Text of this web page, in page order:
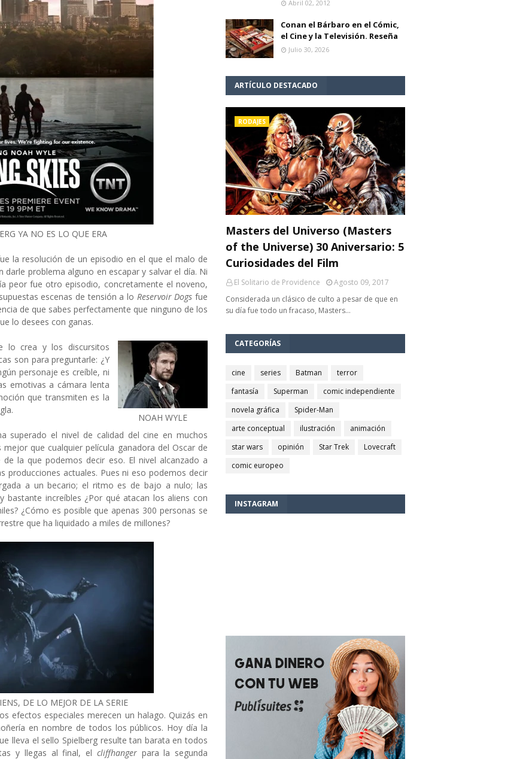
YA NO ES LO QUE ERA
la resolución de un episodio en el que el malo de
problema alguno en escapar y salvar el día. Ni
peor fue otro episodio, concretamente el noveno,
escenas de tensión a lo Reservoir Dogs fue
de que sabes perfectamente que ninguno de los
lo desees con ganas.
NOAH WYLE
lo crea y los discursitos
son para preguntarle: ¿Y
personaje es creíble, ni
emotivas a cámara lenta
que transmiten es la
superado el nivel de calidad del cine en muchos
que cualquier película ganadora del Oscar de
la que podemos decir eso. El nivel alcanzado a
producciones actuales. Pues ni eso podemos decir
a un becario; el ritmo es de bajo a nulo; las
bastante increíbles ¿Por qué atacan los aliens con
¿Cómo es posible que apenas 300 personas se
que ha liquidado a miles de millones?
DE LO MEJOR DE LA SERIE
efectos especiales merecen un halago. Quizás en
en nombre de todos los públicos. Hoy día la
lleva el sello Spielberg resulte tan barata en todos
y llegas al final, el cliffhangerpara la segunda
Abril 02, 2012
Conan el Bárbaro en el Cómic,
el Cine y la Televisión. Reseña
Julio 30, 2026
ARTÍCULO DESTACADO
RODAJES
Masters del Universo (Masters
of the Universe) 30 Aniversario: 5
Curiosidades del Film
El Solitario de Providence
Agosto 09, 2017
Considerada un clásico de culto a pesar de que en
su día fue todo un fracaso, Masters…
CATEGORÍAS
cine series Batman
terror
fantasía
Superman
comic independiente
novela gráfica
Spider-Man
arte conceptual
ilustración
animación
star wars
opinión Star Trek
Lovecraft
comic europeo
INSTAGRAM